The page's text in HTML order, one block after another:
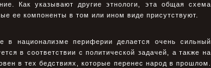
Как указывают другие этнологи, эта общая схема
ее компоненты в том или ином виде присутствуют.
в национализме периферии делается очень сильный
в соответствии с политической задачей, а также на
в тех бедствиях, которые перенес народ в прошлом.